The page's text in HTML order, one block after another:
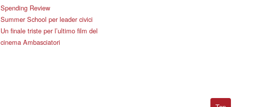
Spending Review
Summer School per leader civici
Un finale triste per l’ultimo film del
cinema Ambasciatori